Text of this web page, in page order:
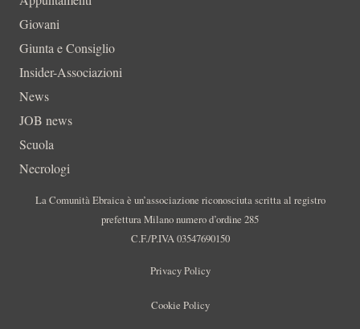
Giovani
Giunta e Consiglio
Insider-Associazioni
News
JOB news
Scuola
Necrologi
La Comunità Ebraica è un’associazione riconosciuta scritta al registro
prefettura Milano numero d’ordine 285
C.F./P.IVA 03547690150
Privacy Policy
Cookie Policy